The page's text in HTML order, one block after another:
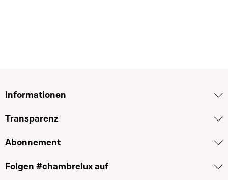
Informationen
Transparenz
Abonnement
Folgen #chambrelux auf